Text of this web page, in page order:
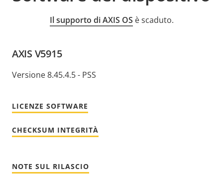
Il supporto di AXIS OS è scaduto.
AXIS V5915
Versione 8.45.4.5 - PSS
LICENZE SOFTWARE
CHECKSUM INTEGRITÀ
NOTE SUL RILASCIO